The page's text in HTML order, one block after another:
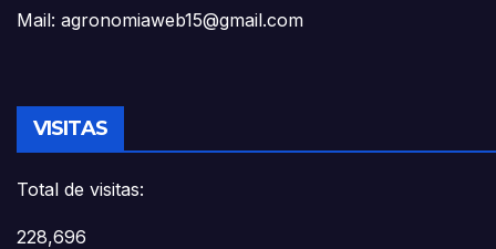
Mail: agronomiaweb15@gmail.com
VISITAS
Total de visitas:
228,696